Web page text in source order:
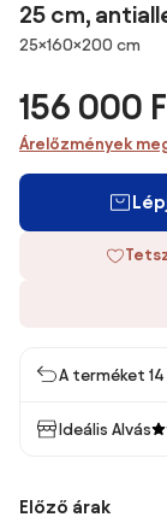
25 cm,
Méretek
25×160×200 cm
156 000
Árelőzmények
A terméket
Ideális Alvás
Előző árak